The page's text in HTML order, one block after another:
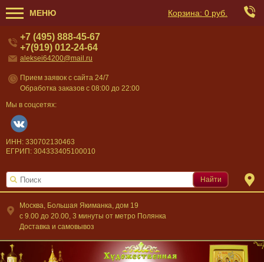
МЕНЮ Корзина: 0 руб.
Москва, Большая Якиманка, дом 19
c 9.00 до 20.00, 3 минуты от метро Полянка
Доставка и самовывоз
+7 (495) 888-45-67
+7(919) 012-24-64
aleksei64200@mail.ru
Прием заявок с сайта 24/7
Обработка заказов с 08:00 до 22:00
Мы в соцсетях:
ИНН: 330702130463
ЕГРИП: 304333405100010
Найти